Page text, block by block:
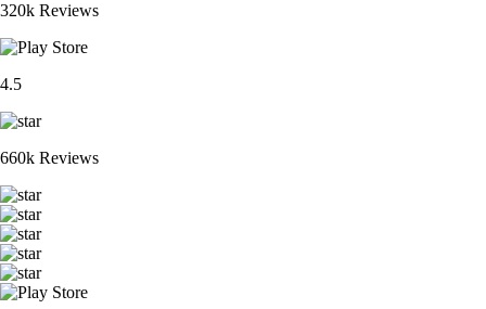
320k Reviews
4.5
660k Reviews